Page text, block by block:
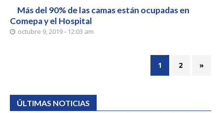
Más del 90% de las camas están ocupadas en
Comepa y el Hospital
octubre 9, 2019 - 12:03 am
1 2 »
ÚLTIMAS NOTICIAS